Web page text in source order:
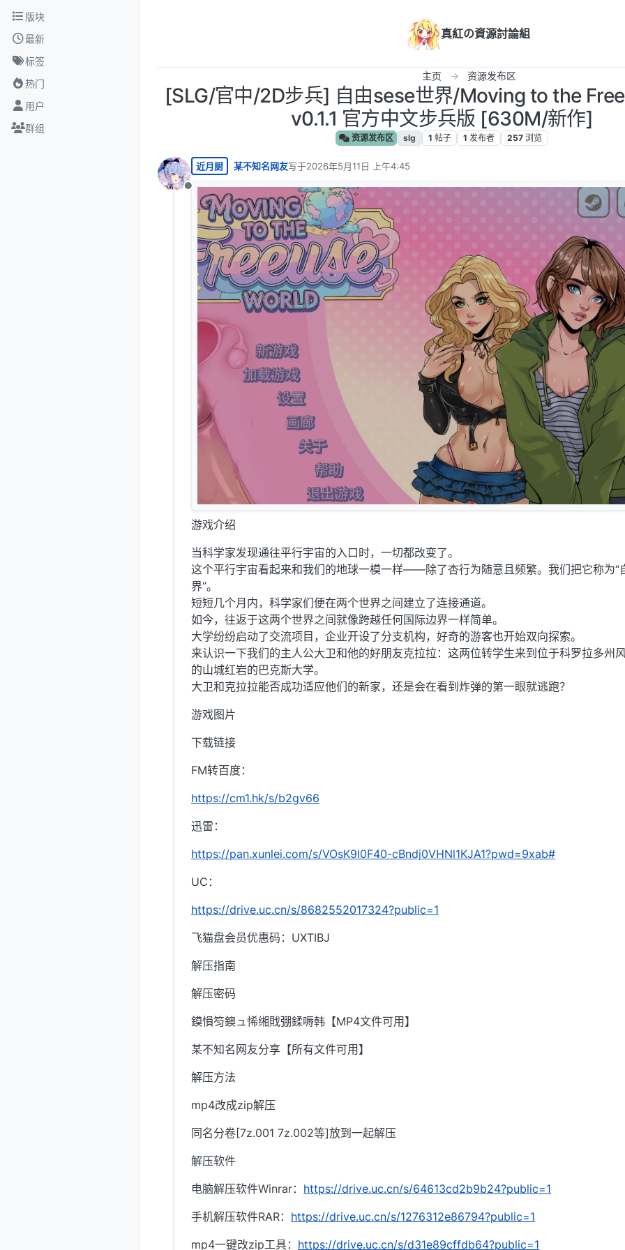
跳转至内容
版块
最新
标签
热门
用户
群组
真紅の資源討論組
主页 资源发布区
[SLG/官中/2D步兵] 自由sese世界/Moving to the
v0.1.1 官方中文步兵版 [630M/新作]
资源发布区 slg 1 帖子 1 发布者 257 浏览
离线
近月厨 某不知名网友写于2026年5月11日 上午4:45
最后由 编辑
游戏介绍
当科学家发现通往平行宇宙的入口时，一切都改变了。
这个平行宇宙看起来和我们的地球一模一样——除了杏行为随意且频繁。我们把它称为“
界”。
短短几个月内，科学家们便在两个世界之间建立了连接通道。
如今，往返于这两个世界之间就像跨越任何国际边界一样简单。
大学纷纷启动了交流项目，企业开设了分支机构，好奇的游客也开始双向探索。
来认识一下我们的主人公大卫和他的好朋友克拉拉：这两位转学生来到位于科罗拉多州
的山城红岩的巴克斯大学。
大卫和克拉拉能否成功适应他们的新家，还是会在看到炸弹的第一眼就逃跑？
游戏图片
下载链接
FM转百度：
https://cm1.hk/s/b2gv66
迅雷：
https://pan.xunlei.com/s/VOsK9l0F40-cBndj0VHNl1KJA1?pwd=9xab#
UC：
https://drive.uc.cn/s/8682552017324?public=1
飞猫盘会员优惠码：UXTIBJ
解压指南
解压密码
鏌愪笉鐭ュ悕缃戝弸鍒嗕韩【MP4文件可用】
某不知名网友分享【所有文件可用】
解压方法
mp4改成zip解压
同名分卷[7z.001 7z.002等]放到一起解压
解压软件
电脑解压软件Winrar： https://drive.uc.cn/s/64613cd2b9b24?public=1
手机解压软件RAR： https://drive.uc.cn/s/1276312e86794?public=1
mp4一键改zip工具： https://drive.uc.cn/s/d31e89cffdb64?public=1